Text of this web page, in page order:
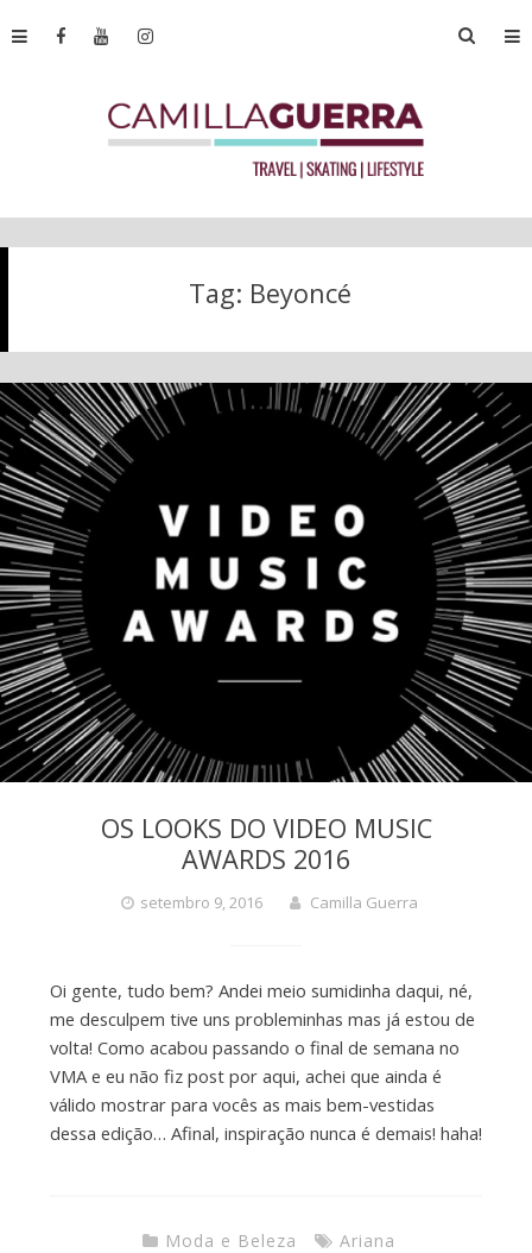
Tag: Beyoncé
OS LOOKS DO VIDEO MUSIC
AWARDS 2016
setembro 9, 2016 Camilla Guerra
Oi gente, tudo bem? Andei meio sumidinha daqui, né,
me desculpem tive uns probleminhas mas já estou de
volta! Como acabou passando o final de semana no
VMA e eu não fiz post por aqui, achei que ainda é
válido mostrar para vocês as mais bem-vestidas
dessa edição… Afinal, inspiração nunca é demais! haha!
Moda e Beleza
Ariana